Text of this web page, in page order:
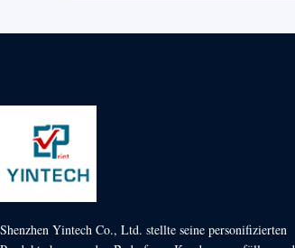
Shenzhen Yintech Co., Ltd. stellte seine personifizierten